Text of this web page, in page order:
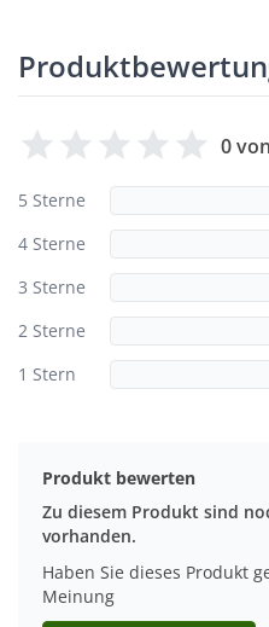
0
5 Sterne
4 Sterne
3 Sterne
2 Sterne
1 Stern
Produkt bewerten
Zu diesem Produkt sind
vorhanden.
Haben Sie dieses Produkt
Meinung